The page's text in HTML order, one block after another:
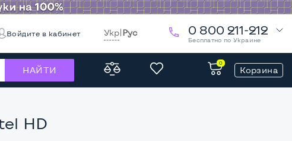
Войдите в кабинет Укр|Рус 0 800 211-212
Бесплатно по Украине
НАЙТИ
0
Корзина
HD